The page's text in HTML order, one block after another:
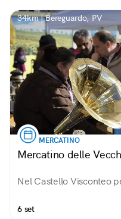
34km | Bereguardo, PV
MERCATINO
Mercatino delle
Nel Castello Visconteo
6 set